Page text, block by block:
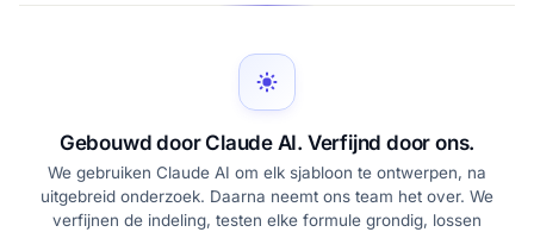
Gebouwd door Claude AI. Verfijnd door ons.
We gebruiken Claude AI om elk sjabloon te ontwerpen, na
uitgebreid onderzoek. Daarna neemt ons team het over. We
verfijnen de indeling, testen elke formule grondig, lossen